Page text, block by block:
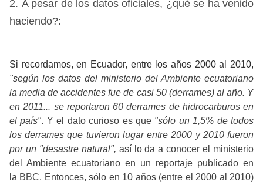
2. A pesar de los datos oficiales, ¿qué se ha venido
haciendo?:
Si recordamos, en Ecuador, entre los años 2000 al 2010,
"según los datos del ministerio del Ambiente ecuatoriano
la media de accidentes fue de casi 50 (derrames) al año. Y
en 2011... se reportaron 60 derrames de hidrocarburos en
el país". Y el dato curioso es que "sólo un 1,5% de todos
los derrames que tuvieron lugar entre 2000 y 2010 fueron
por un "desastre natural", así lo da a conocer el ministerio
del Ambiente ecuatoriano en un reportaje publicado en
la BBC. Entonces, sólo en 10 años (entre el 2000 al 2010)